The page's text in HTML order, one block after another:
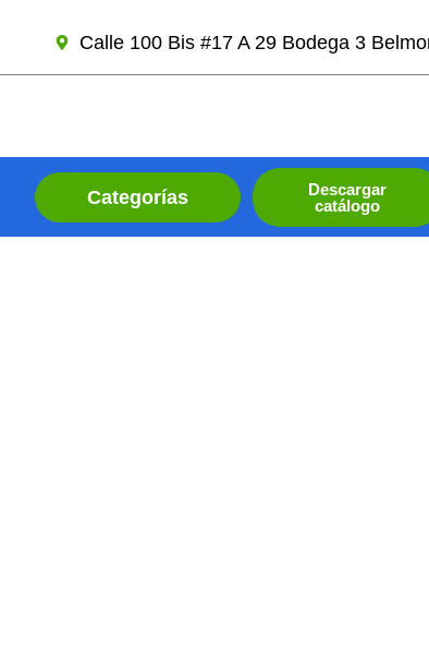
contenido
Calle 100 Bis #17 A 29 Bodega 3
Categorías
Descargar
catálogo